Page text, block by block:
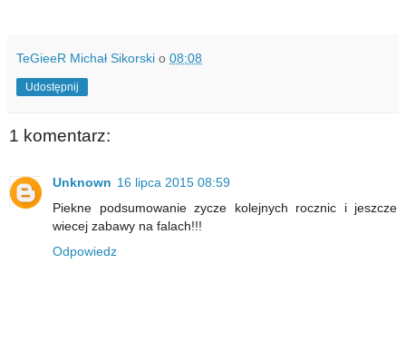
TeGieeR Michał Sikorski o 08:08
Udostępnij
1 komentarz:
Unknown 16 lipca 2015 08:59
Piekne podsumowanie zycze kolejnych rocznic i jeszcze
wiecej zabawy na falach!!!
Odpowiedz